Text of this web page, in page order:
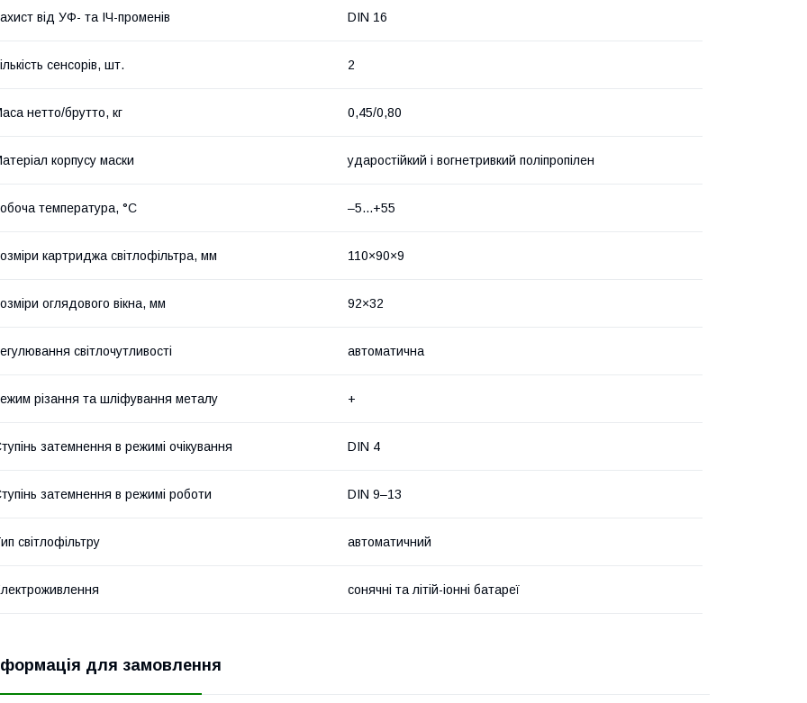
від УФ- та ІЧ-променів DIN 16
сенсорів, шт. 2
нетто/брутто, кг 0,45/0,80
корпусу маски ударостійкий і вогнетривкий поліпропілен
температура, °C –5...+55
картриджа світлофільтра, мм 110×90×9
оглядового вікна, мм 92×32
світлочутливості автоматична
різання та шліфування металу +
затемнення в режимі очікування DIN 4
затемнення в режимі роботи DIN 9–13
світлофільтру автоматичний
сонячні та літій-іонні батареї
для замовлення